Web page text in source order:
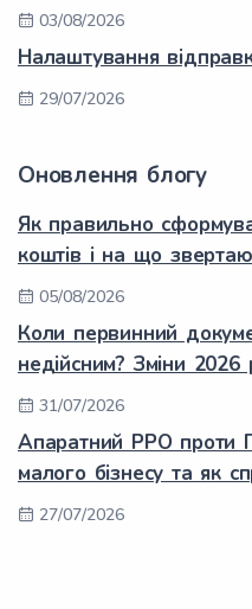
03/08/2026
Налаштування
29/07/2026
Оновлення блогу
Як правильно
коштів і на що
05/08/2026
Коли первинний
недійсним? Зміни 2026
31/07/2026
Апаратний РРО проти
малого бізнесу та як
27/07/2026